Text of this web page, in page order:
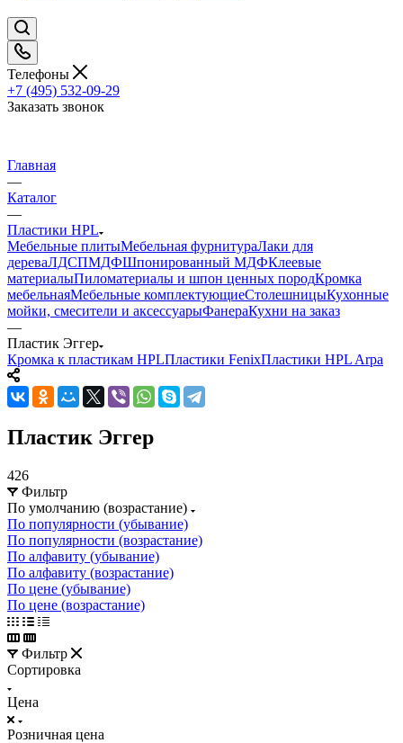
Телефоны
+7 (495) 532-09-29
Заказать звонок
Главная
—
Каталог
—
Пластики HPL
Мебельные плитыМебельная фурнитураЛаки для
дереваЛДСПМДФШпонированный МДФКлеевые
материалыПиломатериалы и шпон ценных породКромка
мебельнаяМебельные комплектующиеСтолешницыКухонные
мойки, смесители и аксессуарыФанераКухни на заказ
—
Пластик Эггер
Кромка к пластикам HPLПластики FenixПластики HPL Arpa
Пластик Эггер
426
Фильтр
По умолчанию (возрастание)
По популярности (убывание)
По популярности (возрастание)
По алфавиту (убывание)
По алфавиту (возрастание)
По цене (убывание)
По цене (возрастание)
Фильтр
Сортировка
Цена
Розничная цена